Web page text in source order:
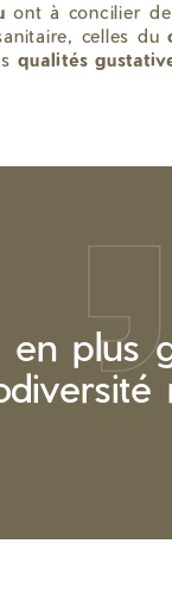
ont à concilier
celles du
qualités
plus